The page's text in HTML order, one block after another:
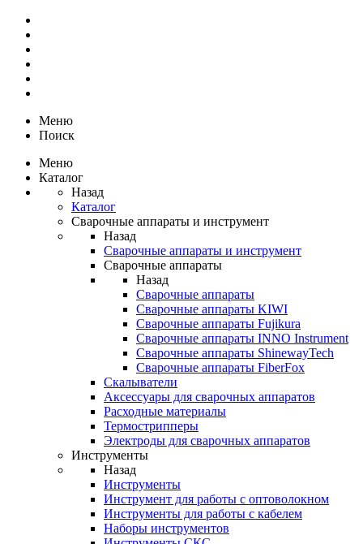
Меню
Поиск
Меню
Каталог
Назад
Каталог
Сварочные аппараты и инструмент
Назад
Сварочные аппараты и инструмент
Сварочные аппараты
Назад
Сварочные аппараты
Сварочные аппараты KIWI
Сварочные аппараты Fujikura
Сварочные аппараты INNO Instrument
Сварочные аппараты ShinewayTech
Cварочные аппараты FiberFox
Скалыватели
Аксессуары для сварочных аппаратов
Расходные материалы
Термострипперы
Электроды для сварочных аппаратов
Инструменты
Назад
Инструменты
Инструмент для работы с оптоволокном
Инструменты для работы с кабелем
Наборы инструментов